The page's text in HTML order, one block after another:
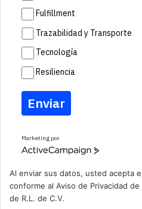
Fulfillment
Trazabilidad y Transporte
Tecnología
Resiliencia
Enviar
Marketing por
A
v
e
Al enviar sus datos, usted acepta
conforme al Aviso de Privacidad de
de R.L. de C.V.